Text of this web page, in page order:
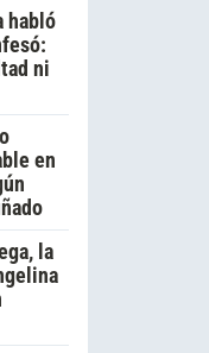
habló
ni
en
la